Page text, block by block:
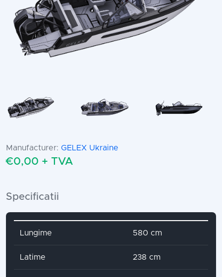
Manufacturer: GELEX Ukraine
€0,00 + TVA
Specificatii
Attribute name Attribute value
Lungime 580 cm
Latime 238 cm